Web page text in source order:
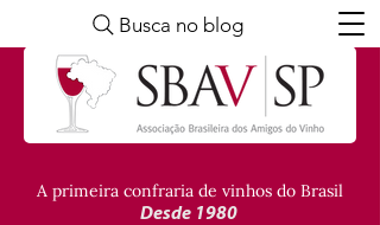
A primeira confraria de vinhos do Brasil
Desde 1980
Busca no blog